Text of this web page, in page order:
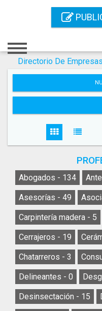
Registro
Servicios SEO
Buscar
Directorio De Empresas
Abogados - 134
Asesorías - 49
Carpintería madera - 5
Cerrajeros - 19
Chatarreros - 3
Delineantes - 0
Desinsectación - 15